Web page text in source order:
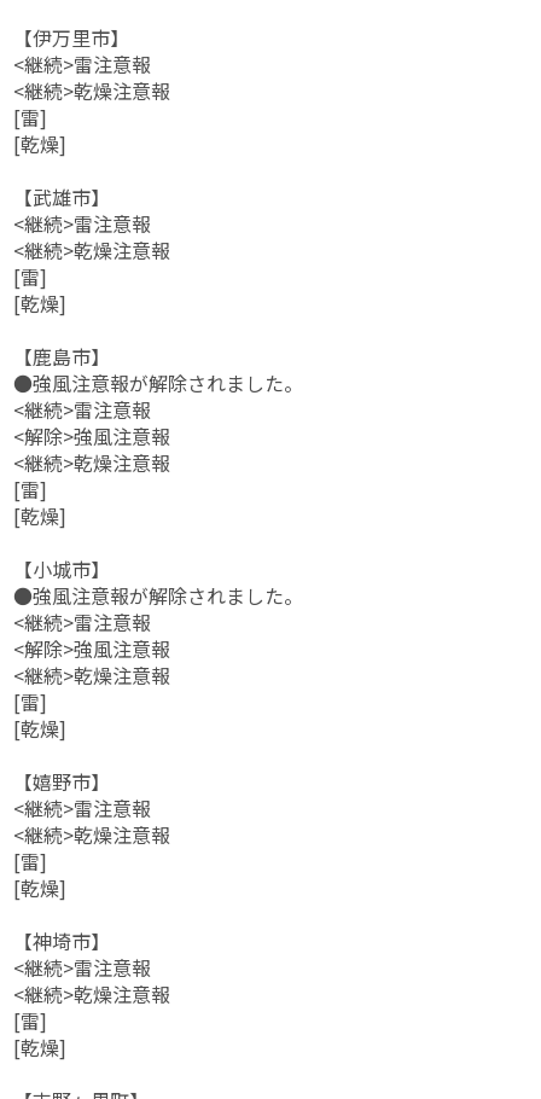
【伊万里市】
<継続>雷注意報
<継続>乾燥注意報
[雷]
[乾燥]
【武雄市】
<継続>雷注意報
<継続>乾燥注意報
[雷]
[乾燥]
【鹿島市】
●強風注意報が解除されました。
<継続>雷注意報
<解除>強風注意報
<継続>乾燥注意報
[雷]
[乾燥]
【小城市】
●強風注意報が解除されました。
<継続>雷注意報
<解除>強風注意報
<継続>乾燥注意報
[雷]
[乾燥]
【嬉野市】
<継続>雷注意報
<継続>乾燥注意報
[雷]
[乾燥]
【神埼市】
<継続>雷注意報
<継続>乾燥注意報
[雷]
[乾燥]